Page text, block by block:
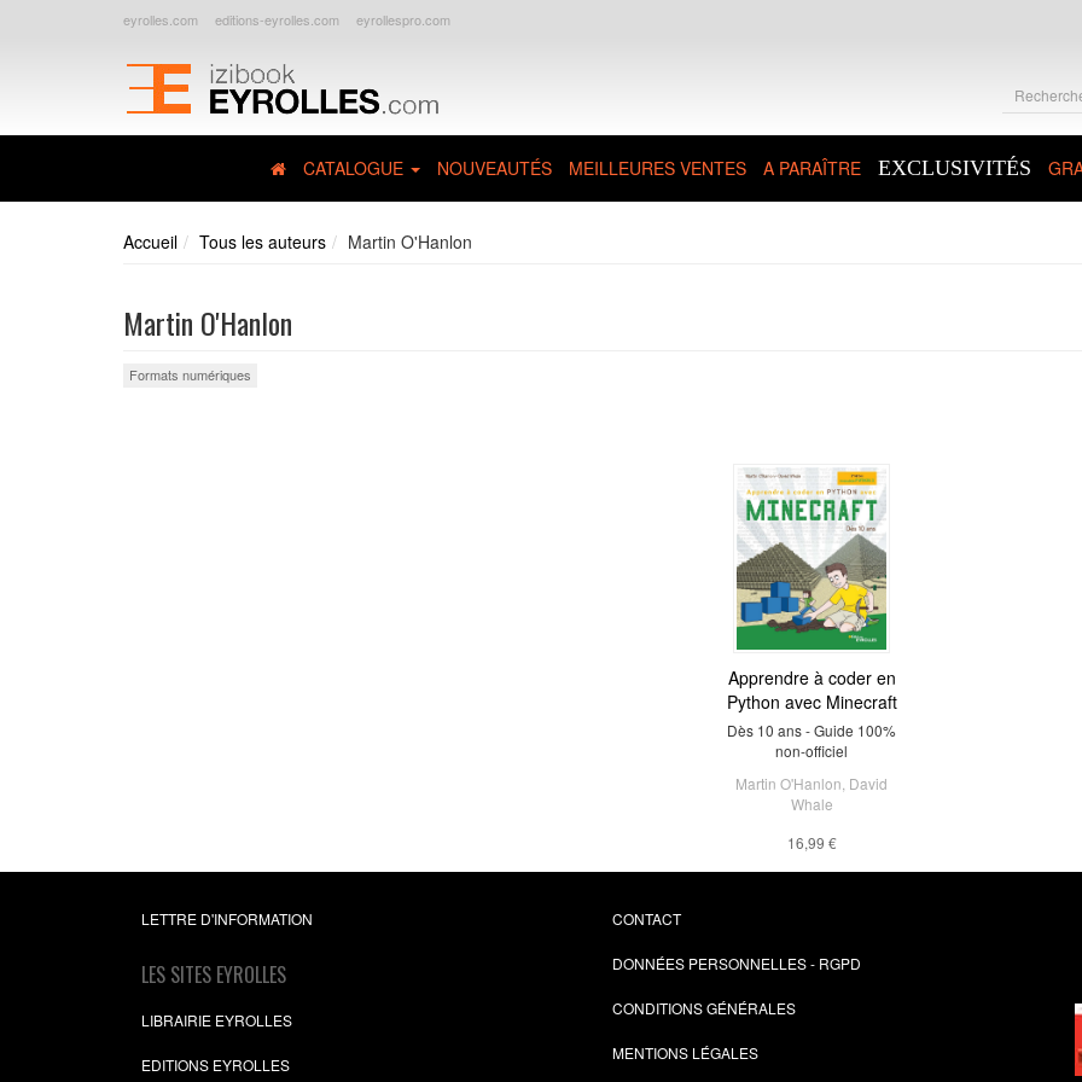
eyrolles.com editions-eyrolles.com eyrollespro.com
CATALOGUE NOUVEAUTÉS MEILLEURES VENTES A PARAÎTRE EXCLUSIVITÉS
Accueil Tous les auteurs Martin O'Hanlon
Martin O'Hanlon
Formats numériques
Apprendre à coder en
Python avec Minecraft
Dès 10 ans - Guide 100%
non-officiel
Martin O'Hanlon David
Whale
16,99 €
LETTRE D'INFORMATION
LES SITES EYROLLES
LIBRAIRIE EYROLLES
EDITIONS EYROLLES
CONTACT
DONNÉES PERSONNELLES - RGPD
CONDITIONS GÉNÉRALES
MENTIONS LÉGALES